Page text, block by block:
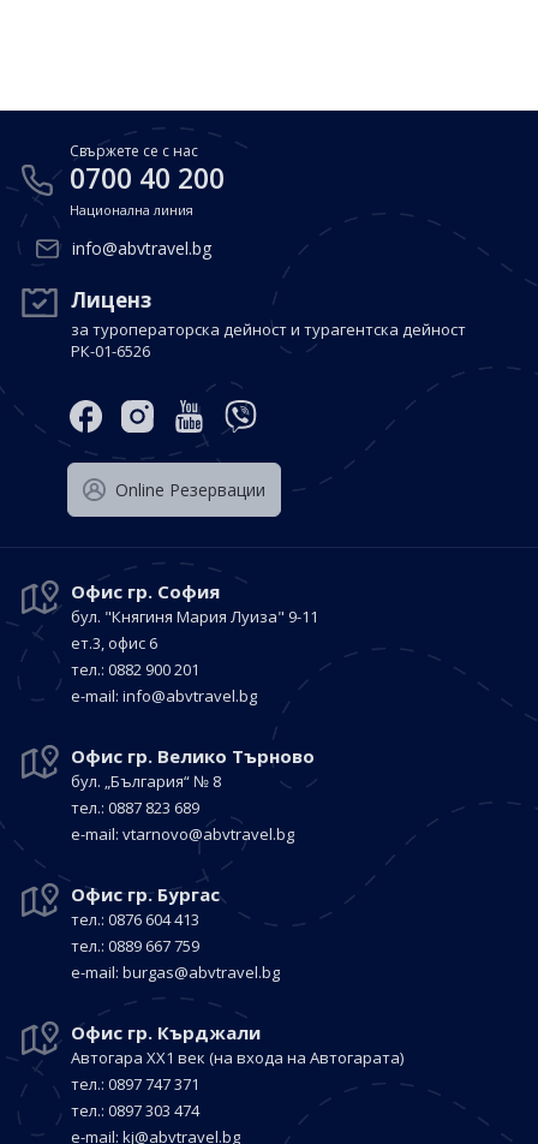
Почивки в Италия
Почивки в Доминиканска република
Почивки в Дубай
Почивка в Мексико
Политика за поверителност
Контакти
Вход за агенти
Свържете се с нас
0700 40 200
Свържете се с нас
0700 40 200
Национална линия
info@abvtravel.bg
Лиценз
за туроператорска дейност и турагентска дейност
РК-01-6526
Оnline Резервации
Офис гр. София
бул. "Княгиня Мария Луиза" 9-11
ет.3, офис 6
тел.: 0882 900 201
е-mail: info@abvtravel.bg
Офис гр. Велико Търново
бул. „България“ № 8
тел.: 0887 823 689
е-mail: vtarnovo@abvtravel.bg
Офис гр. Бургас
тел.: 0876 604 413
тел.: 0889 667 759
е-mail: burgas@abvtravel.bg
Офис гр. Кърджали
Автогара ХХ1 век (на входа на Автогарата)
тел.: 0897 747 371
тел.: 0897 303 474
е-mail: kj@abvtravel.bg